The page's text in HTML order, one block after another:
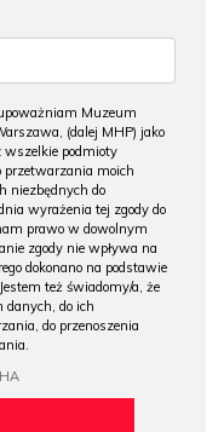
Muzeum
(dalej MHP) jako
wszelkie podmioty
przetwarzania moich
niezbędnych do
wyrażenia tej zgody do
prawo w dowolnym
zgody nie wpływa na
dokonano na podstawie
też świadomy/a, że
danych, do ich
do przenoszenia